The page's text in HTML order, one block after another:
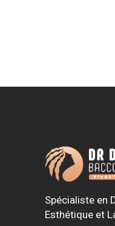
Spécialiste en
Esthétique et